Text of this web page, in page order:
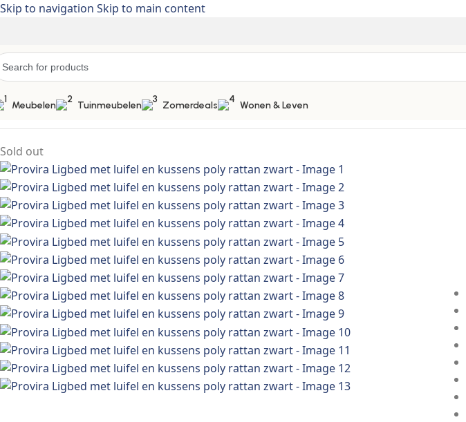
Skip to navigation Skip to main content
Meubelen Tuinmeubelen Zomerdeals Wonen & Leven
Home/Meubelen > Tuinmeubelen > Tuinzitjes > Ligstoelen > poly rattan
Sold out